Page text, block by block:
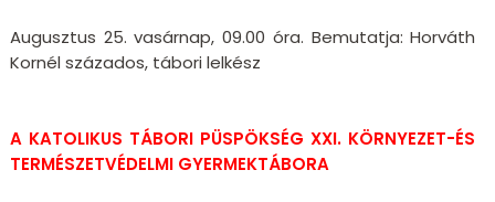
Augusztus 25. vasárnap, 09.00 óra. Bemutatja: Horváth
Kornél százados, tábori lelkész
A KATOLIKUS TÁBORI PÜSPÖKSÉG XXI. KÖRNYEZET-ÉS
TERMÉSZETVÉDELMI GYERMEKTÁBORA